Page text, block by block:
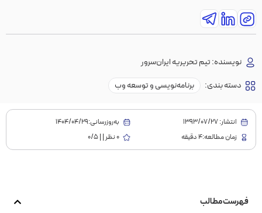
نویسنده:تیم تحریریه ایران‌سرور
دسته بندی:
برنامه‌نویسی و توسعه وب
انتشار:1393/07/27
به‌روز‌رسانی:۱۴۰۴/۰۴/۲۹
زمان مطالعه:4 دقیقه
0 نظر | | 0/5
فهرست مطالب